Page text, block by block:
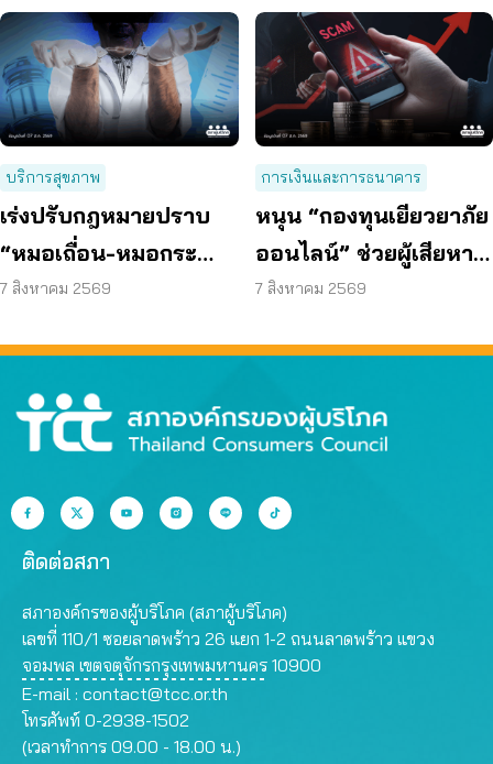
บริการสุขภาพ
เร่งปรับกฎหมายปราบ
“หมอเถื่อน-หมอกระ
เป๋า” ผ่า-ฉีด-จ่ายยา ไม่มี
7 สิงหาคม 2569
การเงินและการธนาคาร
หนุน “กองทุนเยียวยาภัย
ออนไลน์” ช่วยผู้เสียหาย
ตั้งหลักได้ รวดเร็ว ทัน
7 สิงหาคม 2569
ติดต่อสภา
สภาองค์กรของผู้บริโภค (สภาผู้บริโภค)
เลขที่ 110/1 ซอยลาดพร้าว 26 แยก 1-2 ถนนลาดพร้าว แขวง
จอมพล เขตจตุจักรกรุงเทพมหานคร 10900
E-mail : contact@tcc.or.th
โทรศัพท์ 0-2938-1502
(เวลาทำการ 09.00 - 18.00 น.)